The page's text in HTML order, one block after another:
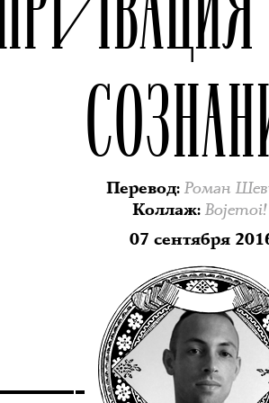
Перевод: Роман
Коллаж: Bojemoi!
07 сентября